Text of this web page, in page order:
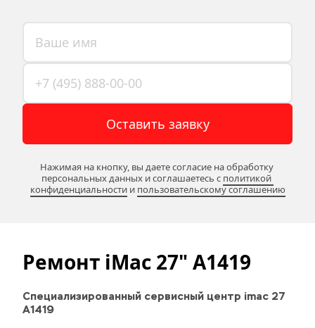
Оставить заявку
Нажимая на кнопку, вы даете согласие на обработку
персональных данных и соглашаетесь c политикой
конфиденциальности и пользовательскому соглашению
Ремонт iMac 27" A1419
Специализированный сервисный центр imac 27
A1419